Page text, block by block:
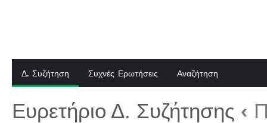
Δ. Συζήτηση Συχνές Ερωτήσεις Αναζήτηση
Ευρετήριο Δ. Συζήτησης ‹